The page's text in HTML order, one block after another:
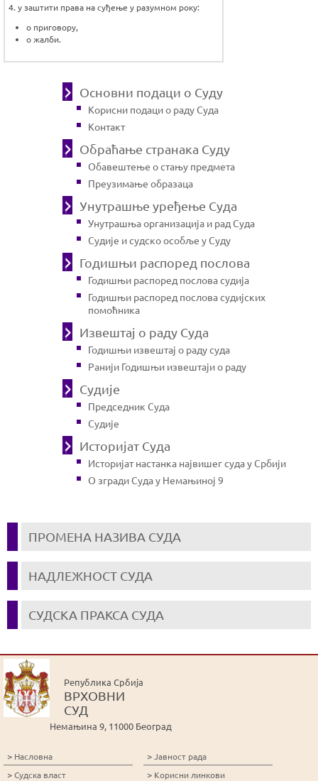
4. у заштити права на суђење у разумном року:
о приговору,
о жалби.
Основни подаци о Суду
Корисни подаци о раду Суда
Контакт
Обраћање странака Суду
Обавештење о стању предмета
Преузимање образаца
Унутрашње уређење Суда
Унутрашња организација и рад Суда
Судије и судско особље у Суду
Годишњи распоред послова
Годишњи распоред послова судија
Годишњи распоред послова судијских
помоћника
Извештај о раду Суда
Годишњи извештај о раду суда
Ранији Годишњи извештаји о раду
Судије
Председник Суда
Судије
Историјат Суда
Историјат настанка највишег суда у Србији
О згради Суда у Немањиној 9
ПРОМЕНА НАЗИВА СУДА
НАДЛЕЖНОСТ СУДА
СУДСКА ПРАКСА СУДА
Република Србија
ВРХОВНИ
СУД
Немањина 9, 11000 Београд
> Насловна
>Судска власт
>Јавност рада
> Корисни линкови